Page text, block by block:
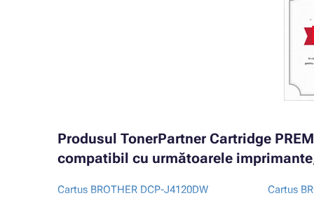
Produsul TonerPartner Cartridge
compatibil cu următoarele
Cartus BROTHER DCP-J4120DW
Cartus